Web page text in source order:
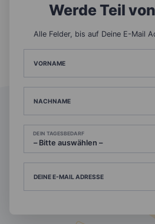
Werde Teil von
Alle Felder, bis auf Deine E-Mail
VORNAME
NACHNAME
DEIN TAGESBEDARF
DEINE E-MAIL ADRESSE